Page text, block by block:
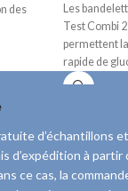
des
Les
Test Combi
permettent
rapide de
d’échantillons
d’expédition à partir
ce cas, la